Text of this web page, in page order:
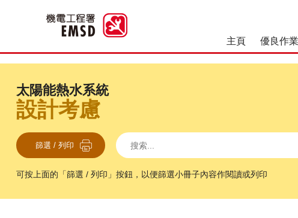
主頁 優良作
太陽能熱水系統
設計考慮
篩選 / 列印
搜索
搜索
搜索
可按上面的「篩選 / 列印」按鈕，以便篩選小冊子內容作閱讀或列印